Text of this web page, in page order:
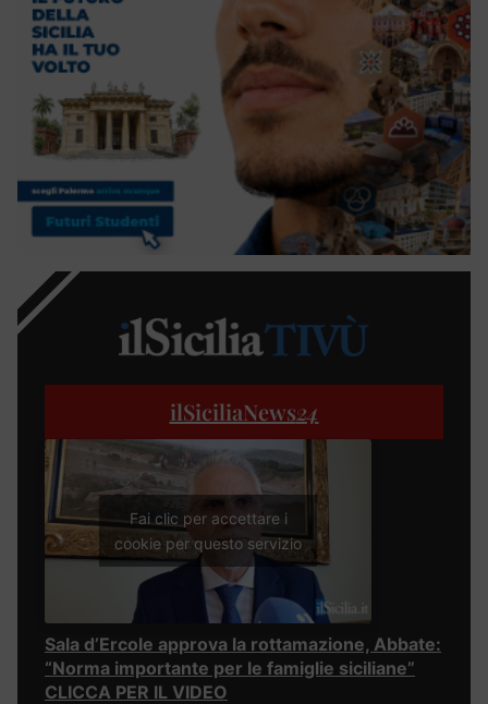
ilSiciliaNews24
Fai clic per accettare i
cookie per questo servizio
Sala d’Ercole approva la rottamazione, Abbate:
“Norma importante per le famiglie siciliane”
CLICCA PER IL VIDEO